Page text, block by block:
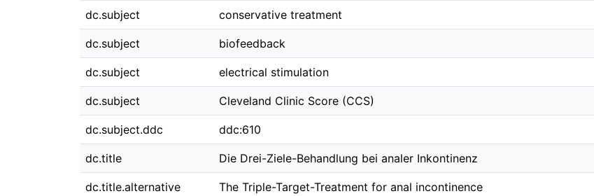
dc.subject conservative treatment
dc.subject biofeedback
dc.subject electrical stimulation
dc.subject Cleveland Clinic Score (CCS)
dc.subject.ddc ddc:610
dc.title Die Drei-Ziele-Behandlung bei analer Inkontinenz
dc.title.alternative The Triple-Target-Treatment for anal incontinence